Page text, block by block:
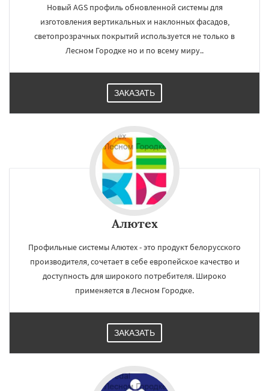
Новый AGS профиль обновленной системы для
изготовления вертикальных и наклонных фасадов,
светопрозрачных покрытий используется не только в
Лесном Городке но и по всему миру..
ЗАКАЗАТЬ
Алютех
Профильные системы Алютех - это продукт белорусского
производителя, сочетает в себе европейское качество и
доступность для широкого потребителя. Широко
применяется в Лесном Городке.
ЗАКАЗАТЬ